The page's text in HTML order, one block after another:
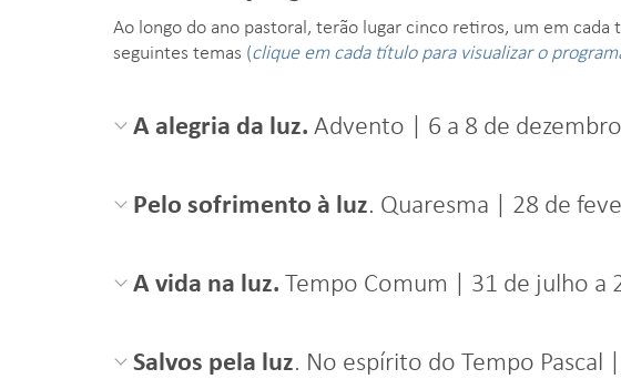
Ao longo do ano pastoral, terão lugar cinco retiros, um em
seguintes temas (clique em cada título para visualizar o
A alegria da luz.Advento | 6 a 8 de dezembro
Pelo sofrimento à luz. Quaresma | 28 de
A vida na luz.Tempo Comum | 31 de julho a
Salvos pela luz. No espírito do Tempo Pascal